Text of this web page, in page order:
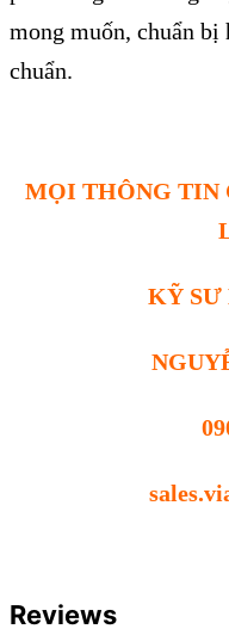
mong muốn, chuẩn
chuẩn.
MỌI THÔNG TIN
KỸ SƯ
Reviews